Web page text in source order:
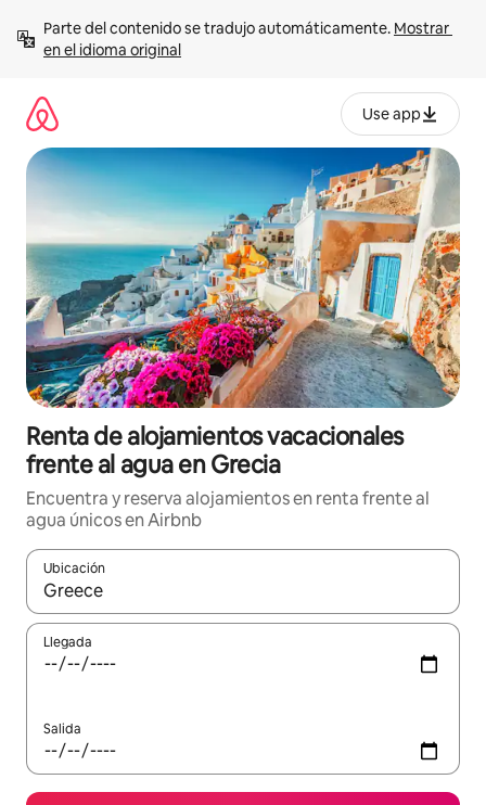
contenido
Parte del contenido se tradujo automáticamente. Mostrar
en el idioma original
Use app
Renta de alojamientos vacacionales
frente al agua en Grecia
Encuentra y reserva alojamientos en renta frente al
agua únicos en Airbnb
Ubicación
Cuando los resultados estén disponibles, podrás navegar
Llegada
Salida